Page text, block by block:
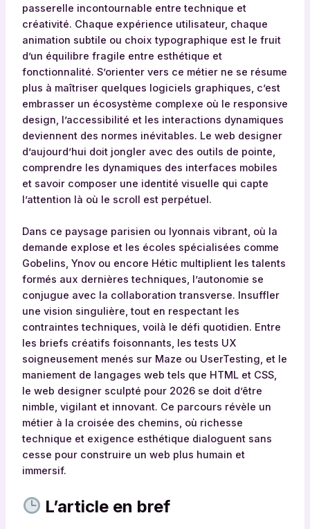
passerelle incontournable entre technique et
créativité. Chaque expérience utilisateur, chaque
animation subtile ou choix typographique est le fruit
d’un équilibre fragile entre esthétique et
fonctionnalité. S’orienter vers ce métier ne se résume
plus à maîtriser quelques logiciels graphiques, c’est
embrasser un écosystème complexe où le responsive
design, l’accessibilité et les interactions dynamiques
deviennent des normes inévitables. Le web designer
d’aujourd’hui doit jongler avec des outils de pointe,
comprendre les dynamiques des interfaces mobiles
et savoir composer une identité visuelle qui capte
l’attention là où le scroll est perpétuel.
Dans ce paysage parisien ou lyonnais vibrant, où la
demande explose et les écoles spécialisées comme
Gobelins, Ynov ou encore Hétic multiplient les talents
formés aux dernières techniques, l’autonomie se
conjugue avec la collaboration transverse. Insuffler
une vision singulière, tout en respectant les
contraintes techniques, voilà le défi quotidien. Entre
les briefs créatifs foisonnants, les tests UX
soigneusement menés sur Maze ou UserTesting, et le
maniement de langages web tels que HTML et CSS,
le web designer sculpté pour 2026 se doit d’être
nimble, vigilant et innovant. Ce parcours révèle un
métier à la croisée des chemins, où richesse
technique et exigence esthétique dialoguent sans
cesse pour construire un web plus humain et
immersif.
L’article en bref